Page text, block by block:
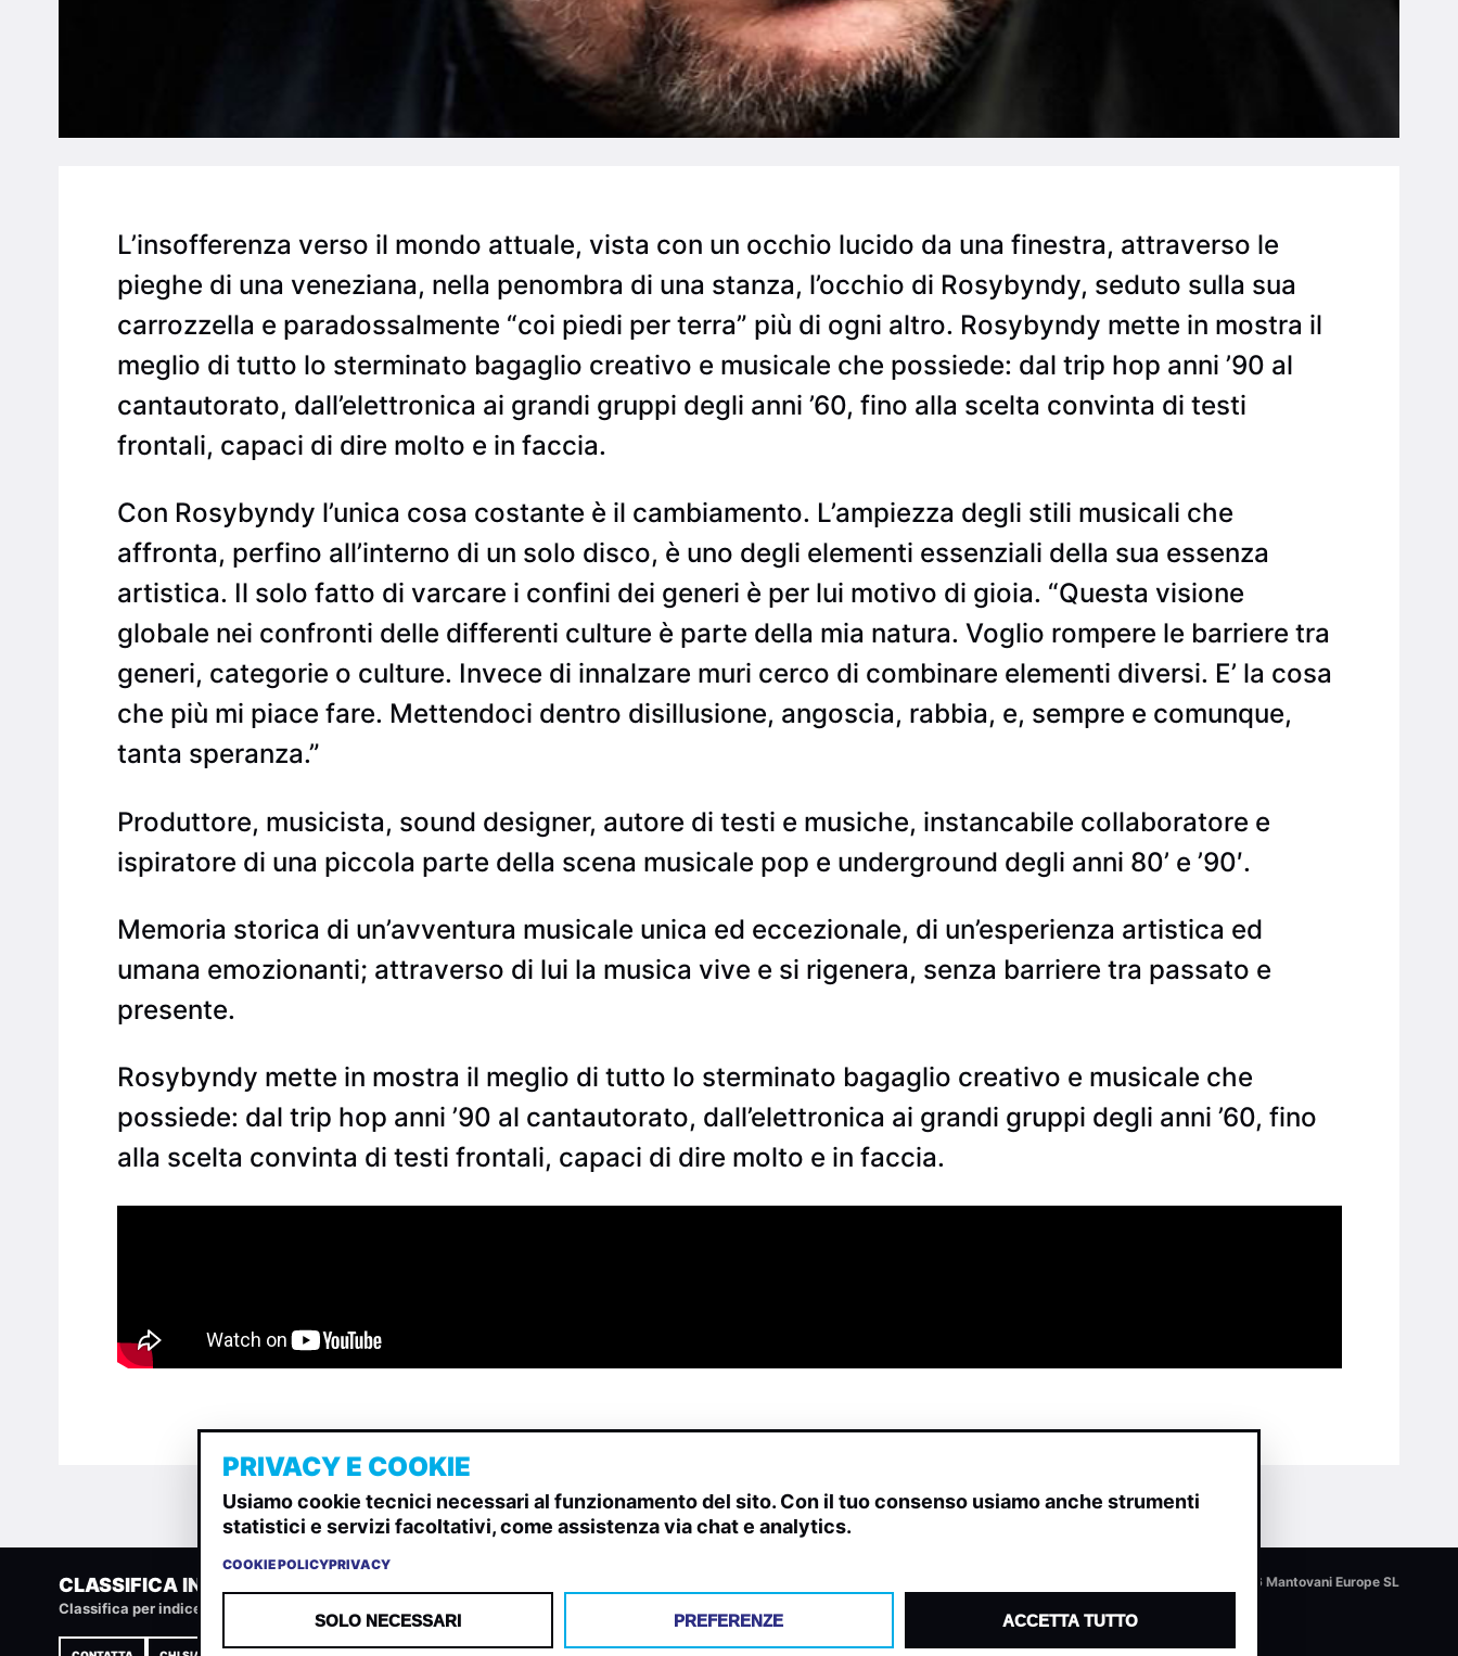
L’insofferenza verso il mondo attuale, vista con un occhio lucido da una finestra, attraverso le
pieghe di una veneziana, nella penombra di una stanza, l’occhio di Rosybyndy, seduto sulla sua
carrozzella e paradossalmente “coi piedi per terra” più di ogni altro. Rosybyndy mette in mostra il
meglio di tutto lo sterminato bagaglio creativo e musicale che possiede: dal trip hop anni ’90 al
cantautorato, dall’elettronica ai grandi gruppi degli anni ’60, fino alla scelta convinta di testi
frontali, capaci di dire molto e in faccia.
Con Rosybyndy l’unica cosa costante è il cambiamento. L’ampiezza degli stili musicali che
affronta, perfino all’interno di un solo disco, è uno degli elementi essenziali della sua essenza
artistica. Il solo fatto di varcare i confini dei generi è per lui motivo di gioia. “Questa visione
globale nei confronti delle differenti culture è parte della mia natura. Voglio rompere le barriere tra
generi, categorie o culture. Invece di innalzare muri cerco di combinare elementi diversi. E’ la cosa
che più mi piace fare. Mettendoci dentro disillusione, angoscia, rabbia, e, sempre e comunque,
tanta speranza.”
Produttore, musicista, sound designer, autore di testi e musiche, instancabile collaboratore e
ispiratore di una piccola parte della scena musicale pop e underground degli anni 80’ e ’90′.
Memoria storica di un’avventura musicale unica ed eccezionale, di un’esperienza artistica ed
umana emozionanti; attraverso di lui la musica vive e si rigenera, senza barriere tra passato e
presente.
Rosybyndy mette in mostra il meglio di tutto lo sterminato bagaglio creativo e musicale che
possiede: dal trip hop anni ’90 al cantautorato, dall’elettronica ai grandi gruppi degli anni ’60, fino
alla scelta convinta di testi frontali, capaci di dire molto e in faccia.
CLASSIFICA INDIE
Classifica per indice di gradimento generata dall analisi di uscite, streaming web e rilevamenti radio.
© 2026 Mantovani Europe SL
PRIVACY E COOKIE
Usiamo cookie tecnici necessari al funzionamento del sito. Con il tuo consenso usiamo anche strumenti
statistici e servizi facoltativi, come assistenza via chat e analytics.
COOKIE POLICYPRIVACY
SOLO NECESSARI PREFERENZE ACCETTA TUTTO